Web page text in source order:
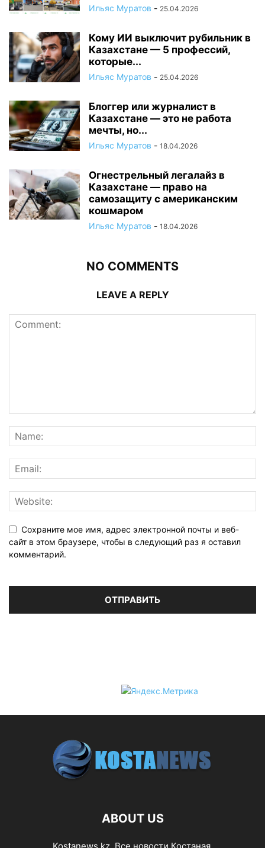
Ильяс Муратов - 25.04.2026
Кому ИИ выключит рубильник в
Казахстане — 5 профессий,
которые...
Ильяс Муратов - 25.04.2026
Блоггер или журналист в
Казахстане — это не работа
мечты, но...
Ильяс Муратов - 18.04.2026
Огнестрельный легалайз в
Казахстане — право на
самозащиту с американским
кошмаром
Ильяс Муратов - 18.04.2026
NO COMMENTS
LEAVE A REPLY
Сохраните мое имя, адрес электронной почты и веб-
сайт в этом браузере, чтобы в следующий раз я оставил
комментарий.
ABOUT US